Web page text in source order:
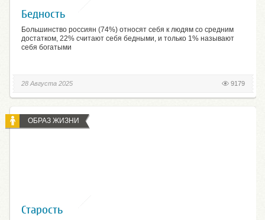
Бедность
Большинство россиян (74%) относят себя к людям со средним
достатком, 22% считают себя бедными, и только 1% называют
себя богатыми
9179
28 Августа 2025
ОБРАЗ ЖИЗНИ
Старость